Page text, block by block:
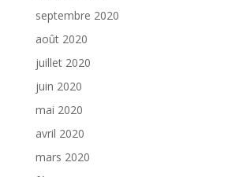
septembre 2020
août 2020
juillet 2020
juin 2020
mai 2020
avril 2020
mars 2020